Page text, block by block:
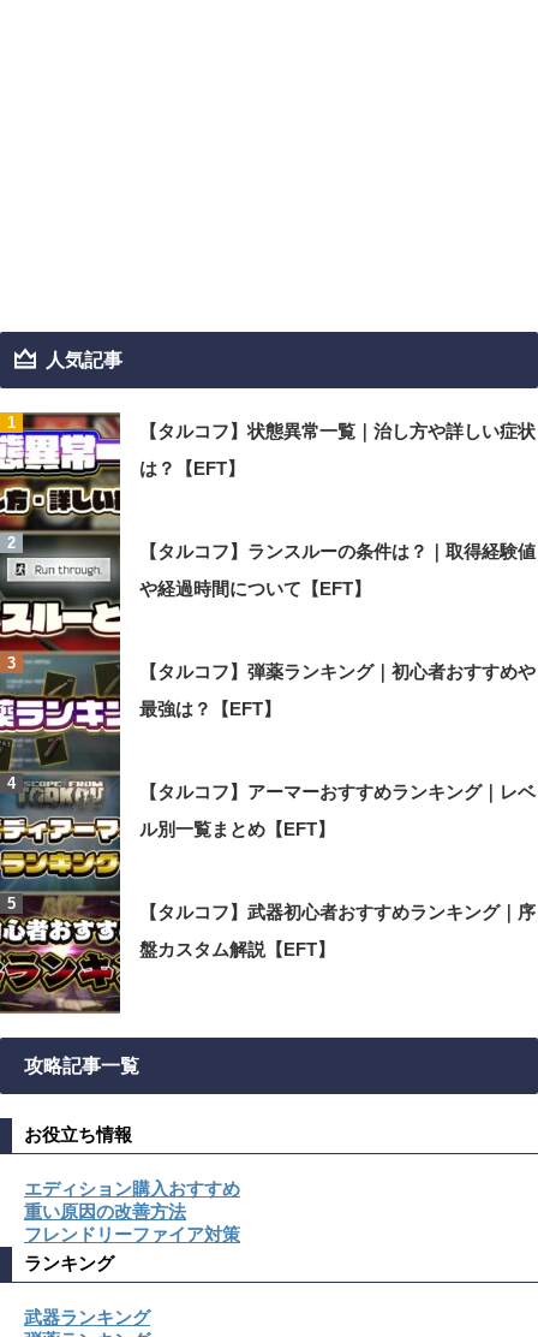
人気記事
【タルコフ】状態異常一覧｜治し方や詳しい症状
は？【EFT】
【タルコフ】ランスルーの条件は？｜取得経験値
や経過時間について【EFT】
【タルコフ】弾薬ランキング｜初心者おすすめや
最強は？【EFT】
【タルコフ】アーマーおすすめランキング｜レベ
ル別一覧まとめ【EFT】
【タルコフ】武器初心者おすすめランキング｜序
盤カスタム解説【EFT】
攻略記事一覧
お役立ち情報
エディション購入おすすめ
重い原因の改善方法
フレンドリーファイア対策
ランキング
武器ランキング